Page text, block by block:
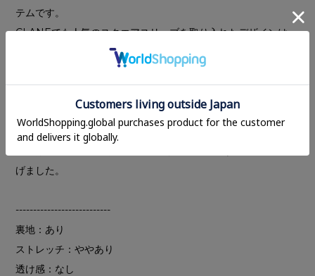
テムです。
CLANEでも人気のスクエアスリーブを取り入れたデザインは、
肩まわりをすっきり見せつつ、さりげなく二の腕をカバー。モ
ードなニュアンスを添えてくれます。
程よくゆとりを持たせたシルエットが、大人の抜け感と上品な
リラックスムードを演出します。幅広い体型にフィットし、0サ
げました。
---------------------------
裏地：あり
ストレッチ：ややあり
透け感：なし